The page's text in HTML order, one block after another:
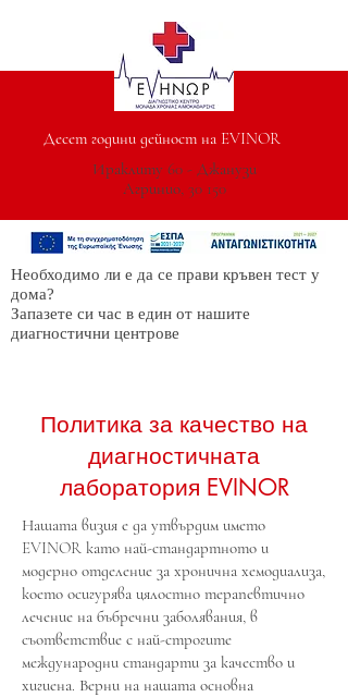
Десет години дейност на EVINOR
Ираклиту 60 - Джанузи
Агринио, 30 150
Необходимо ли е да се прави кръвен тест у
дома?
Запазете си час в един от нашите
диагностични центрове
Политика за качество на
диагностичната
лаборатория EVINOR
Нашата визия е да утвърдим името
EVINOR като най-стандартното и
модерно отделение за хронична хемодиализа,
което осигурява цялостно терапевтично
лечение на бъбречни заболявания, в
съответствие с най-строгите
международни стандарти за качество и
хигиена. Верни на нашата основна